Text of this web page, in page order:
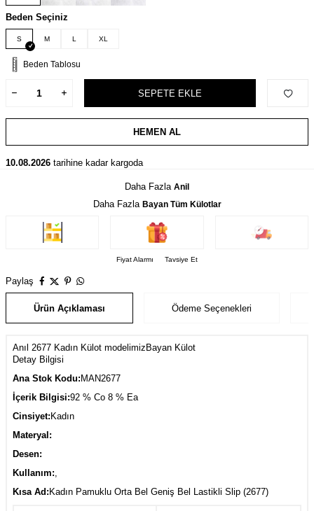
Beden Seçiniz
S M L XL
Beden Tablosu
SEPETE EKLE
HEMEN AL
10.08.2026 tarihine kadar kargoda
Daha Fazla Anil
Daha Fazla Bayan Tüm Külotlar
Fiyat Alarmı Tavsiye Et
Paylaş
Ürün Açıklaması Ödeme Seçenekleri
Anıl 2677 Kadın Külot modelimizBayan Külot
Detay Bilgisi
Ana Stok Kodu: MAN2677
İçerik Bilgisi:92 % Co 8 % Ea
Cinsiyet: Kadın
Materyal:
Desen:
Kullanım:
Kısa Ad: Kadın Pamuklu Orta Bel Geniş Bel Lastikli Slip (2677)